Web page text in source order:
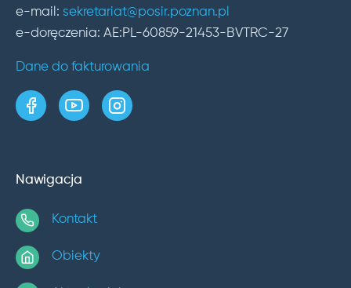
e-mail: sekretariat@posir.poznan.pl
e-doręczenia: AE:PL-60859-21453-BVTRC-27
Dane do fakturowania
strona w serwisie Facebook
kanał w serwisie YouTube
profil w serwisie Instagram
Nawigacja
Kontakt
Obiekty